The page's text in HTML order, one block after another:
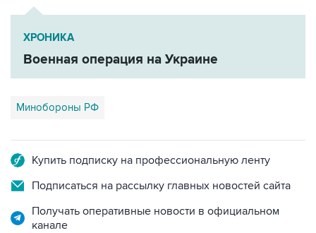
ХРОНИКА
Военная операция на Украине
Минобороны РФ
Купить подписку на профессиональную ленту
Подписаться на рассылку главных новостей сайта
Получать оперативные новости в официальном
канале